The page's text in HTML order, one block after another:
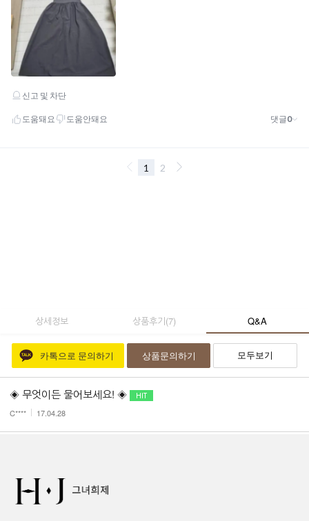
상세정보 상품후기(7) Q&A
카톡으로 문의하기 상품문의하기 모두보기
◈ 무엇이든 물어보세요! ◈
C**** 17.04.28